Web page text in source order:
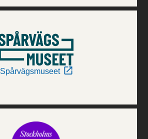
Spårvägsmuseet